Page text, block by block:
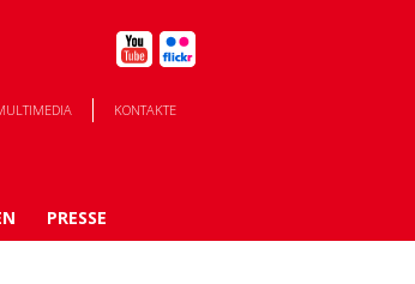
KONTAKTE
PRESSE